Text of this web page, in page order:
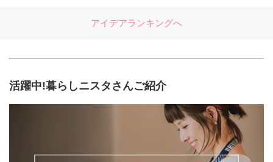
アイデアランキングへ
活躍中!暮らしニスタさんご紹介